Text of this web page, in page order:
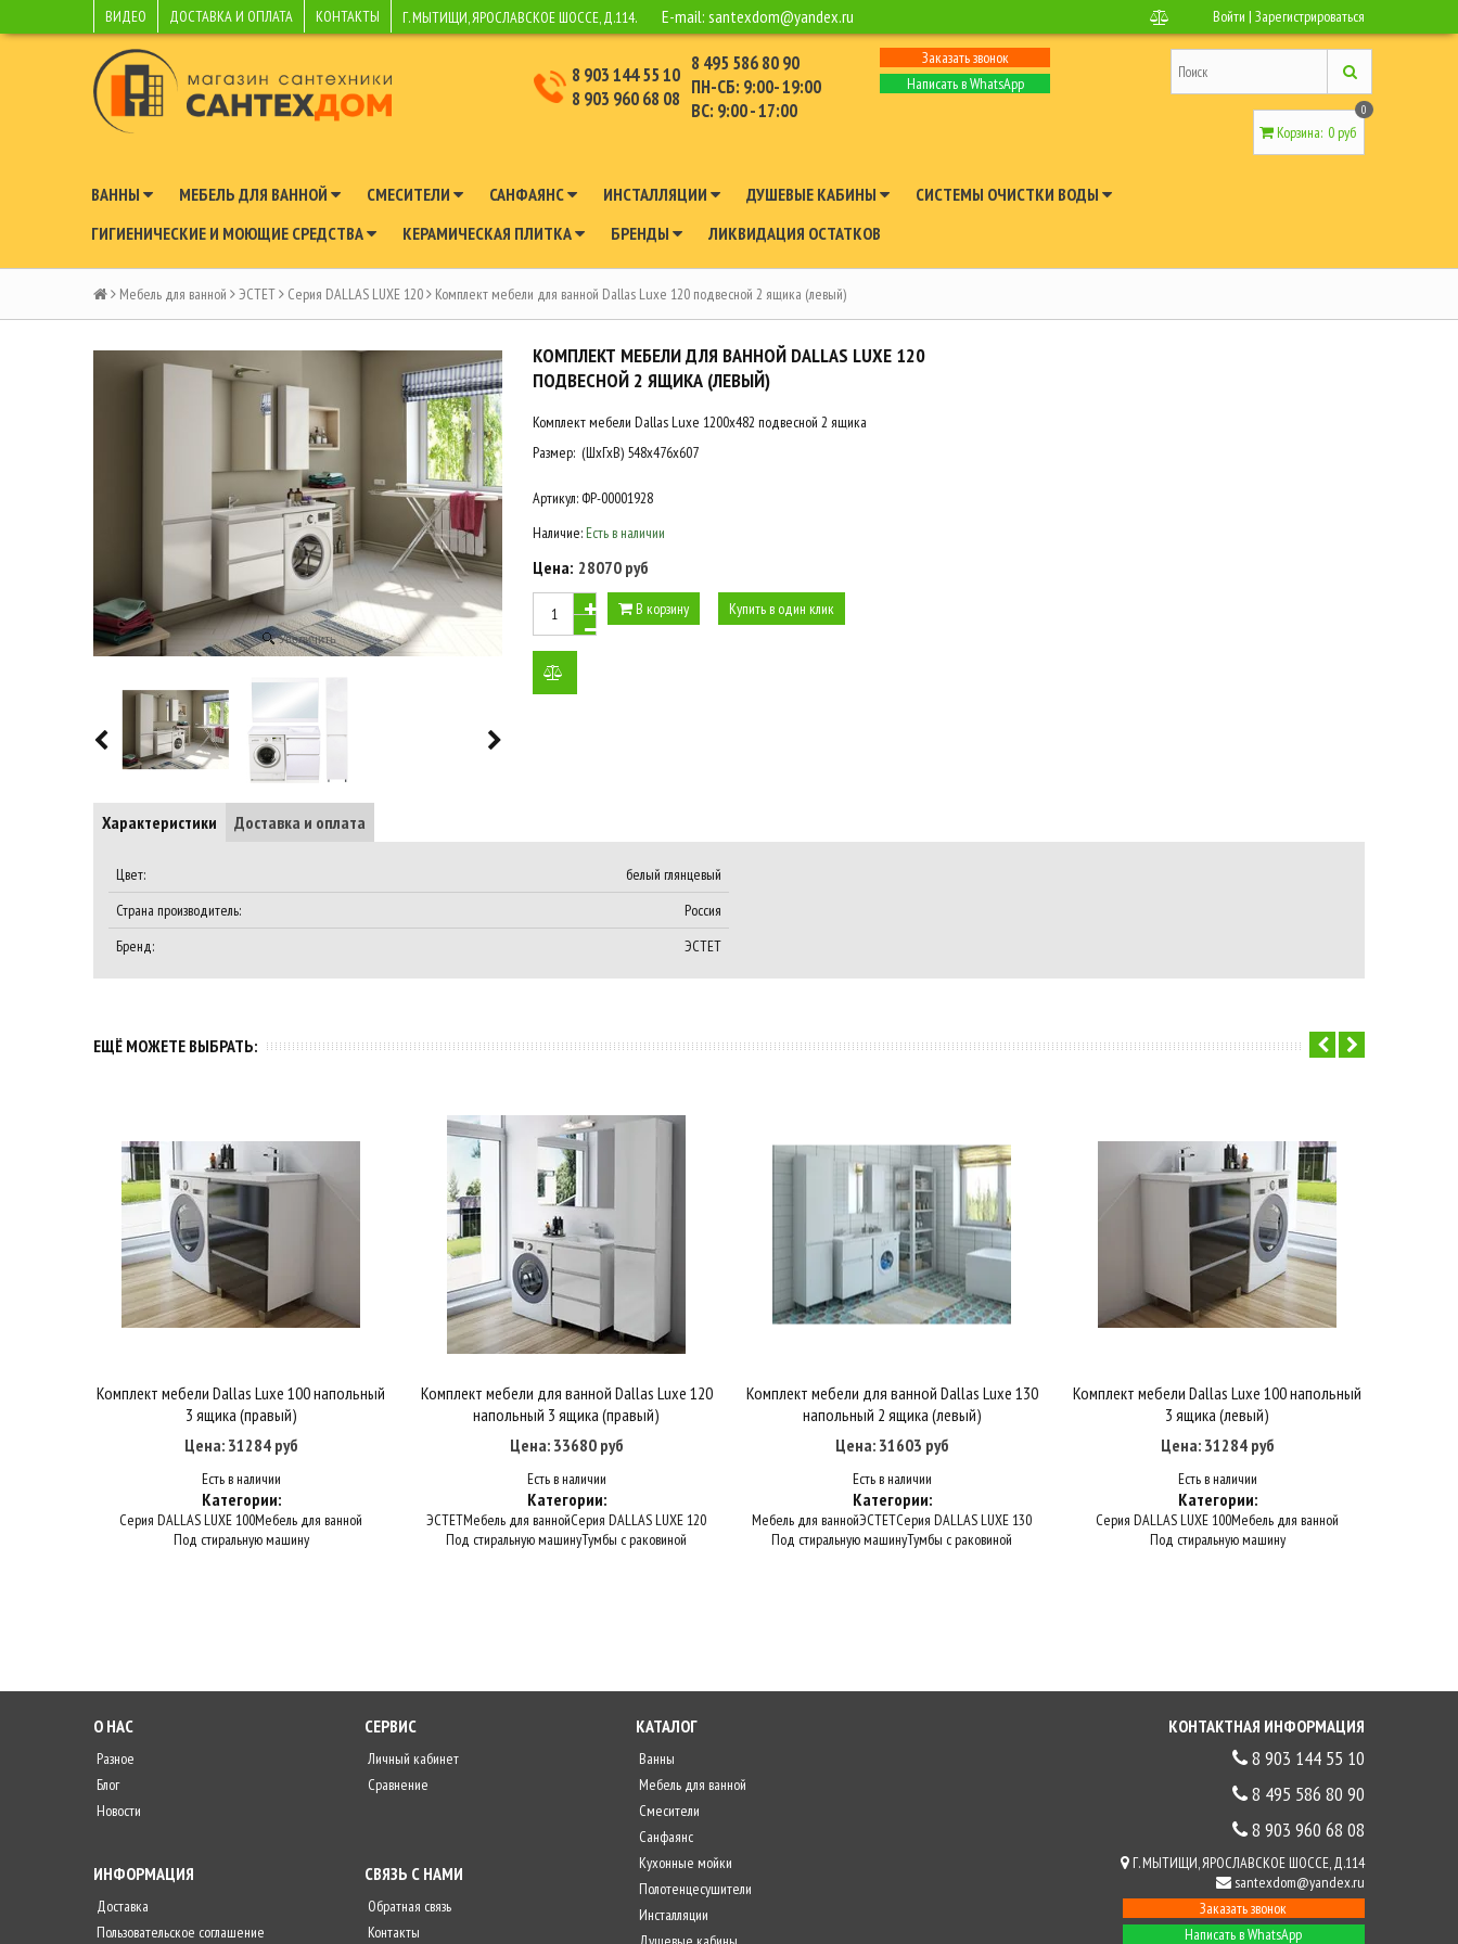
ВИДЕО ДОСТАВКА И ОПЛАТА КОНТАКТЫ Г. МЫТИЩИ, ЯРОСЛАВСКОЕ ШОССЕ, Д.114. E-mail: santexdom@yandex.ru Войти | Зарегистрироваться
8 903 144 55 10
8 903 960 68 08
8 495 586 80 90
ПН-СБ: 9:00- 19:00
ВС: 9:00 - 17:00
Корзина:
0
0 руб
Заказать звонок
Написать в WhatsApp
ВАННЫ МЕБЕЛЬ ДЛЯ ВАННОЙ СМЕСИТЕЛИ САНФАЯНС ИНСТАЛЛЯЦИИ ДУШЕВЫЕ КАБИНЫ
СИСТЕМЫ ОЧИСТКИ ВОДЫ
ГИГИЕНИЧЕСКИЕ И МОЮЩИЕ СРЕДСТВА
КЕРАМИЧЕСКАЯ ПЛИТКА БРЕНДЫ ЛИКВИДАЦИЯ ОСТАТКОВ
Мебель для ванной ЭСТЕТ Серия DALLAS LUXE 120 Комплект мебели для ванной Dallas Luxe 120 подвесной 2 ящика (левый)
Увеличить
КОМПЛЕКТ МЕБЕЛИ ДЛЯ ВАННОЙ DALLAS LUXE 120
ПОДВЕСНОЙ 2 ЯЩИКА (ЛЕВЫЙ)
Комплект мебели Dallas Luxe 1200х482 подвесной 2 ящика
Размер: (ШхГхВ) 548х476х607
Артикул: ФР-00001928
Наличие: Есть в наличии
Цена: 28070 руб
В корзину Купить в один клик
Характеристики Доставка и оплата
Цвет:
белый глянцевый
Страна производитель:
Россия
Бренд:
ЭСТЕТ
ЕЩЁ МОЖЕТЕ ВЫБРАТЬ:
В корзину
Купить в один клик
Комплект мебели Dallas Luxe 100 напольный
3 ящика (правый)
Цена: 31284 руб
Есть в наличии
Категории:
Серия DALLAS LUXE 100Мебель для ванной
Под стиральную машину
В корзину
Купить в один клик
Комплект мебели для ванной Dallas Luxe 120
напольный 3 ящика (правый)
Цена: 33680 руб
Есть в наличии
Категории:
ЭСТЕТМебель для ваннойСерия DALLAS LUXE 120
Под стиральную машинуТумбы с раковиной
В корзину
Купить в один клик
Комплект мебели для ванной Dallas Luxe 130
напольный 2 ящика (левый)
Цена: 31603 руб
Есть в наличии
Категории:
Мебель для ваннойЭСТЕТСерия DALLAS LUXE 130
Под стиральную машинуТумбы с раковиной
В корзину
Купить в один клик
Комплект мебели Dallas Luxe 100 напольный
3 ящика (левый)
Цена: 31284 руб
Есть в наличии
Категории:
Серия DALLAS LUXE 100Мебель для ванной
Под стиральную машину
О НАС
Разное
Блог
Новости
СЕРВИС
Личный кабинет
Сравнение
ИНФОРМАЦИЯ
Доставка
Пользовательское соглашение
СВЯЗЬ С НАМИ
Обратная связь
Контакты
КАТАЛОГ
Ванны
Мебель для ванной
Смесители
Санфаянс
Кухонные мойки
Полотенцесушители
Инсталляции
КОНТАКТНАЯ ИНФОРМАЦИЯ
8 903 144 55 10
8 495 586 80 90
8 903 960 68 08
Г. МЫТИЩИ, ЯРОСЛАВСКОЕ ШОССЕ, Д.114
santexdom@yandex.ru
Заказать звонок
Написать в WhatsApp